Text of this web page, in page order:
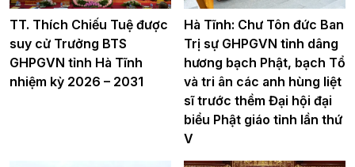
TT. Thích Chiếu Tuệ được
suy cử Trưởng BTS
GHPGVN tỉnh Hà Tĩnh
nhiệm kỳ 2026 – 2031
Hà Tĩnh: Chư Tôn đức Ban
Trị sự GHPGVN tỉnh dâng
hương bạch Phật, bạch Tổ
và tri ân các anh hùng liệt
sĩ trước thềm Đại hội đại
biểu Phật giáo tỉnh lần thứ
V